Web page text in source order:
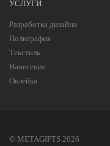
УСЛУГИ
Разработка дизайна
Полиграфия
Текстиль
Нанесение
Оклейка
© METAGIFTS 2026